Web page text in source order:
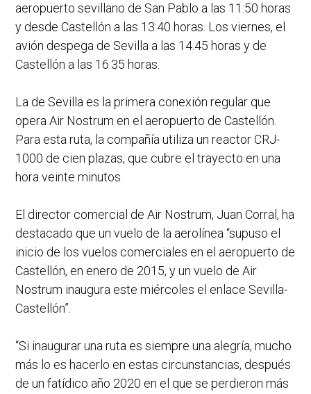
aeropuerto sevillano de San Pablo a las 11:50 horas
y desde Castellón a las 13:40 horas. Los viernes, el
avión despega de Sevilla a las 14.45 horas y de
Castellón a las 16.35 horas.
La de Sevilla es la primera conexión regular que
opera Air Nostrum en el aeropuerto de Castellón.
Para esta ruta, la compañía utiliza un reactor CRJ-
1000 de cien plazas, que cubre el trayecto en una
hora veinte minutos.
El director comercial de Air Nostrum, Juan Corral, ha
destacado que un vuelo de la aerolínea “supuso el
inicio de los vuelos comerciales en el aeropuerto de
Castellón, en enero de 2015, y un vuelo de Air
Nostrum inaugura este miércoles el enlace Sevilla-
Castellón”.
“Si inaugurar una ruta es siempre una alegría, mucho
más lo es hacerlo en estas circunstancias, después
de un fatídico año 2020 en el que se perdieron más